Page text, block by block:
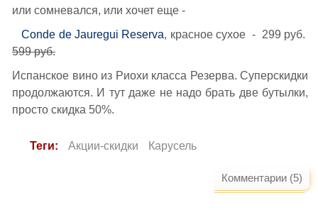
или сомневался, или хочет еще -
Conde de Jauregui Reserva, красное сухое - 299 руб.
599 руб.
Испанское вино из Риохи класса Резерва. Суперскидки
продолжаются. И тут даже не надо брать две бутылки,
просто скидка 50%.
Теги: Акции-скидки Карусель
Комментарии (5)